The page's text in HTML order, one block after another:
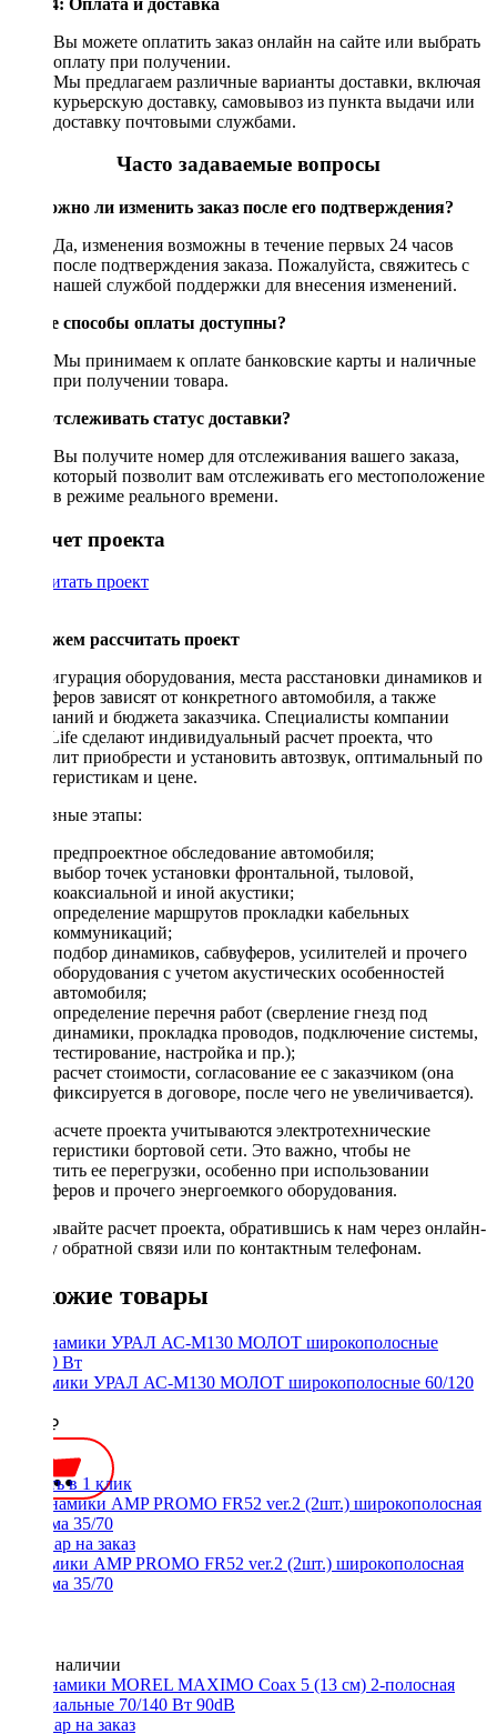
Вы можете оплатить заказ онлайн на сайте или выбрать
оплату при получении.
Мы предлагаем различные варианты доставки, включая
курьерскую доставку, самовывоз из пункта выдачи или
доставку почтовыми службами.
Часто задаваемые вопросы
Возможно ли изменить заказ после его подтверждения?
Да, изменения возможны в течение первых 24 часов
после подтверждения заказа. Пожалуйста, свяжитесь с
нашей службой поддержки для внесения изменений.
Какие способы оплаты доступны?
Мы принимаем к оплате банковские карты и наличные
при получении товара.
Как отслеживать статус доставки?
Вы получите номер для отслеживания вашего заказа,
который позволит вам отслеживать его местоположение
в режиме реального времени.
Рассчет проекта
Рассчитать проект
Поможем рассчитать проект
Конфигурация оборудования, места расстановки динамиков и
сабвуферов зависят от конкретного автомобиля, а также
пожеланий и бюджета заказчика. Специалисты компании
DriveLife сделают индивидуальный расчет проекта, что
позволит приобрести и установить автозвук, оптимальный по
характеристикам и цене.
Основные этапы:
предпроектное обследование автомобиля;
выбор точек установки фронтальной, тыловой,
коаксиальной и иной акустики;
определение маршрутов прокладки кабельных
коммуникаций;
подбор динамиков, сабвуферов, усилителей и прочего
оборудования с учетом акустических особенностей
автомобиля;
определение перечня работ (сверление гнезд под
динамики, прокладка проводов, подключение системы,
тестирование, настройка и пр.);
расчет стоимости, согласование ее с заказчиком (она
фиксируется в договоре, после чего не увеличивается).
При расчете проекта учитываются электротехнические
характеристики бортовой сети. Это важно, чтобы не
допустить ее перегрузки, особенно при использовании
сабвуферов и прочего энергоемкого оборудования.
Заказывайте расчет проекта, обратившись к нам через онлайн-
форму обратной связи или по контактным телефонам.
Похожие товары
Динамики УРАЛ АС-М130 МОЛОТ широкополосные 60/120
2700 ₽
Купить в 1 клик
Динамики AMP PROMO FR52 ver.2 (2шт.) широкополосная
система 35/70
Нет в наличии